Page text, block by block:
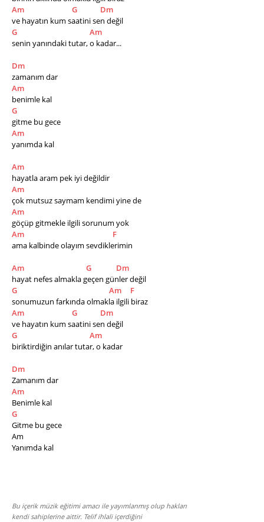
Am
G
Dm
ve hayatın kum saatini sen değil
G
Am
senin yanındaki tutar, o kadar...
Dm
zamanım dar
Am
benimle kal
G
gitme bu gece
Am
yanımda kal
Am
hayatla aram pek iyi değildir
Am
çok mutsuz saymam kendimi yine de
Am
göçüp gitmekle ilgili sorunum yok
Am
F
ama kalbinde olayım sevdiklerimin
Am G
Dm
hayat nefes almakla geçen günler değil
G
Am
F
sonumuzun farkında olmakla ilgili biraz
Am
G
Dm
ve hayatın kum saatini sen değil
G
Am
biriktirdiğin anılar tutar, o kadar
Dm
Zamanım dar
Am
Benimle kal
G
Gitme bu gece
Am​
Yanımda kal
Bu içerik müzik eğitimi amacı ile yayımlanmış olup hakları
kendi sahiplerine aittir. Telif ihlali içerdiğini